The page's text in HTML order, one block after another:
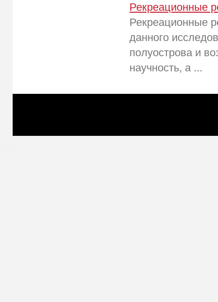
Рекреационные
Рекреационные
данного
полуострова и
научность, а ...